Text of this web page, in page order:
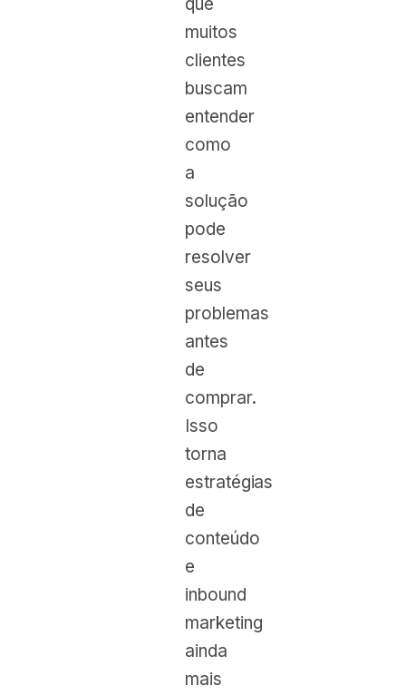
muitos
clientes
buscam
entender
como
a
solução
pode
resolver
seus
problemas
antes
de
comprar.
Isso
torna
estratégias
de
conteúdo
e
inbound
marketing
ainda
mais